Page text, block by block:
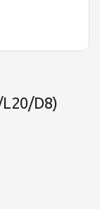
D8)